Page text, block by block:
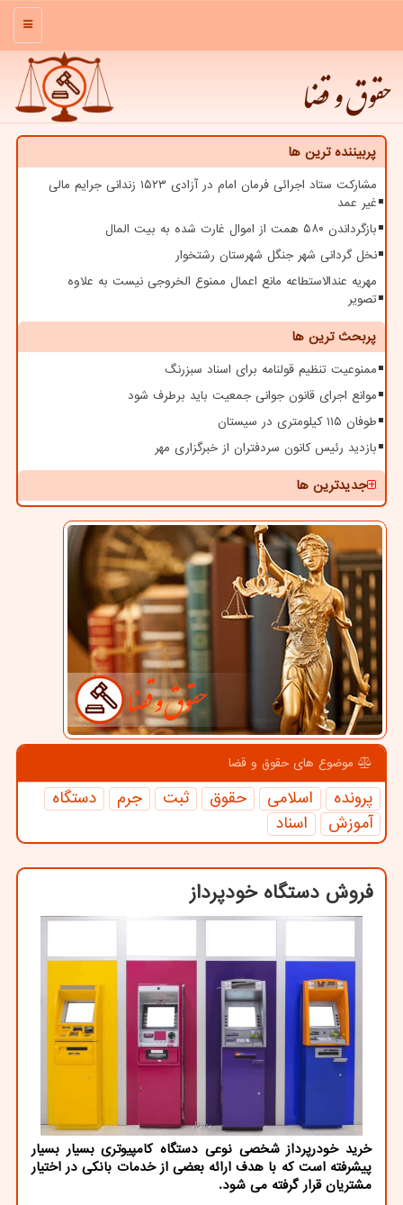
منو
حقوق و قضا
پربیننده ترین ها
مشارکت ستاد اجرائی فرمان امام در آزادی ۱۵۲۳ زندانی جرایم مالی
غیر عمد
بازگرداندن ۵۸۰ همت از اموال غارت شده به بیت المال
نخل گردانی شهر جنگل شهرستان رشتخوار
مهریه عندالاستطاعه مانع اعمال ممنوع الخروجی نیست به علاوه
تصویر
پربحث ترین ها
ممنوعیت تنظیم قولنامه برای اسناد سبزرنگ
موانع اجرای قانون جوانی جمعیت باید برطرف شود
طوفان ۱۱۵ کیلومتری در سیستان
بازدید رئیس کانون سردفتران از خبرگزاری مهر
جدیدترین ها
موضوع های حقوق و قضا
پرونده اسلامی حقوق ثبت جرم
دستگاه
آموزش
اسناد
فروش دستگاه خودپرداز
خرید خودرپرداز شخصی نوعی دستگاه كامپیوتری بسیار بسیار
پیشرفته است كه با هدف ارائه بعضی از خدمات بانكی در اختیار
مشتریان قرار گرفته می شود.